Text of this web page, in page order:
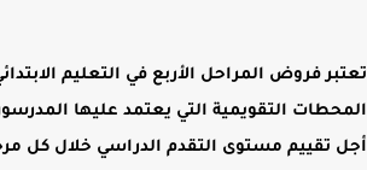
تعتبر فروض المراحل الأربع في التعليم
المحطات التقويمية التي يعتمد عليها
أجل تقييم مستوى التقدم الدراسي خلال كل